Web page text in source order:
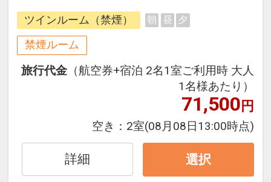
できるダイナミックパッケージだか
ら、一都市滞在はもちろん周遊旅行
にも最適！
旅行期間中の1泊だけの宿泊や延
泊・飛び泊なども自由自在です。
フライトは、安心のJAL（または
JALグループ）確約！フライトマイ
ル50%貯まります。
通・体験プランなどの追加（同時予
約）が可能なプランもございます。
ツインルーム（禁煙） 朝 昼 夕
禁煙ルーム
旅行代金 （航空券+宿泊 2名1室ご利用時 大人
1名様あたり）
71,500円
空き： 2室(08月08日13:00時点)
詳細 選択